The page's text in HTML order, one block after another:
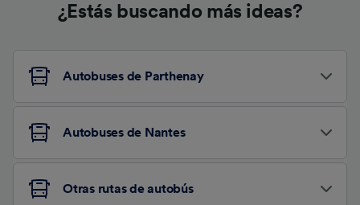
¿Estás buscando más ideas?
Autobuses de Parthenay
Autobuses de Nantes
Otras rutas de autobús